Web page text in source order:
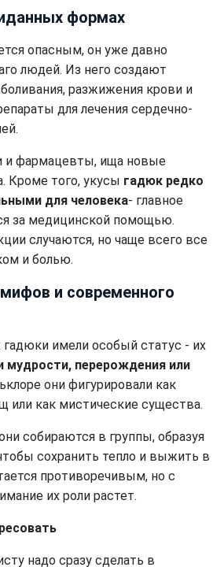
формах
опасным, он уже давно
людей. Из него создают
разжижения крови и
для лечения сердечно-
и фармацевты, ища новые
Кроме того, укусы гадюк редко
для человека- главное
за медицинской помощью.
случаются, но чаще всего все
и болью.
и современного
гадюки имели особый статус - их
мудрости, перерождения или
они фигурировали как
или как мистические существа.
собираются в группы, образуя
сохранить тепло и выжить в
противоречивым, но с
их роли растет.
надо сразу сделать в